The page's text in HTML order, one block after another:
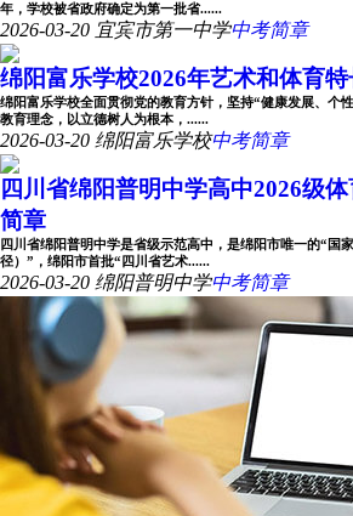
年，学校被省政府确定为第一批省......
2026-03-20 宜宾市第一中学中考简章
绵阳富乐学校2026年艺术和体育
绵阳富乐学校全面贯彻党的教育方针，坚持“健康发展、个
教育理念，以立德树人为根本，......
2026-03-20 绵阳富乐学校中考简章
四川省绵阳普明中学高中2026级
简章
四川省绵阳普明中学是省级示范高中，是绵阳市唯一的“国
径）”，绵阳市首批“四川省艺术......
2026-03-20 绵阳普明中学中考简章